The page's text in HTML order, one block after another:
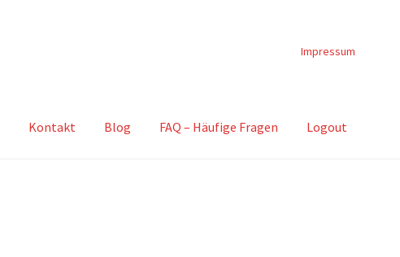
Impressum
Kontakt Blog FAQ – Häufige Fragen Logout